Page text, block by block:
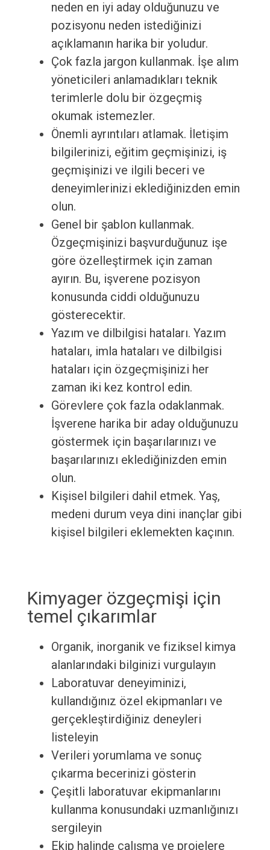
neden en iyi aday olduğunuzu ve
pozisyonu neden istediğinizi
açıklamanın harika bir yoludur.
Çok fazla jargon kullanmak. İşe alım
yöneticileri anlamadıkları teknik
terimlerle dolu bir özgeçmiş
okumak istemezler.
Önemli ayrıntıları atlamak. İletişim
bilgilerinizi, eğitim geçmişinizi, iş
geçmişinizi ve ilgili beceri ve
deneyimlerinizi eklediğinizden emin
olun.
Genel bir şablon kullanmak.
Özgeçmişinizi başvurduğunuz işe
göre özelleştirmek için zaman
ayırın. Bu, işverene pozisyon
konusunda ciddi olduğunuzu
gösterecektir.
Yazım ve dilbilgisi hataları. Yazım
hataları, imla hataları ve dilbilgisi
hataları için özgeçmişinizi her
zaman iki kez kontrol edin.
Görevlere çok fazla odaklanmak.
İşverene harika bir aday olduğunuzu
göstermek için başarılarınızı ve
başarılarınızı eklediğinizden emin
olun.
Kişisel bilgileri dahil etmek. Yaş,
medeni durum veya dini inançlar gibi
kişisel bilgileri eklemekten kaçının.
Kimyager özgeçmişi için
temel çıkarımlar
Organik, inorganik ve fiziksel kimya
alanlarındaki bilginizi vurgulayın
Laboratuvar deneyiminizi,
kullandığınız özel ekipmanları ve
gerçekleştirdiğiniz deneyleri
listeleyin
Verileri yorumlama ve sonuç
çıkarma becerinizi gösterin
Çeşitli laboratuvar ekipmanlarını
kullanma konusundaki uzmanlığınızı
sergileyin
Ekip halinde çalışma ve projelere